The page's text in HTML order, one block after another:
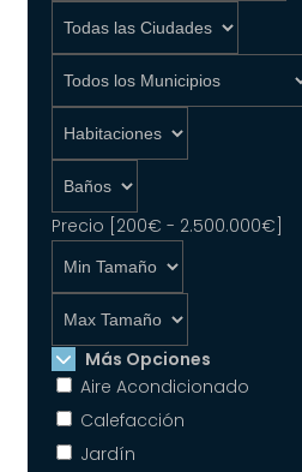
Precio [200€ - 2.500.000€]
Más Opciones
Aire Acondicionado
Calefacción
Jardín